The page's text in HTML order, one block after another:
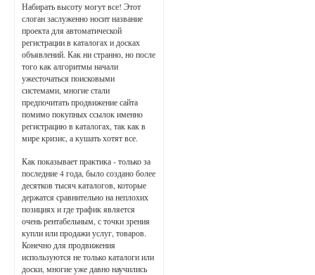
Набирать высоту могут все! Этот
слоган заслуженно носит название
проекта для автоматической
регистрации в каталогах и досках
объявлений. Как ни странно, но после
того как алгоритмы начали
ужесточаться поисковыми
системами, многие стали
предпочитать продвижение сайта
помимо покупных ссылок именно
регистрацию в каталогах, так как в
мире кризис, а кушать хотят все.
Как показывает практика - только за
последние 4 года, было создано более
десятков тысяч каталогов, которые
держатся сравнительно на неплохих
позициях и где трафик является
очень рентабельным, с точки зрения
купли или продажи услуг, товаров.
Конечно для продвижения
используются не только каталоги или
доски, многие уже давно научились